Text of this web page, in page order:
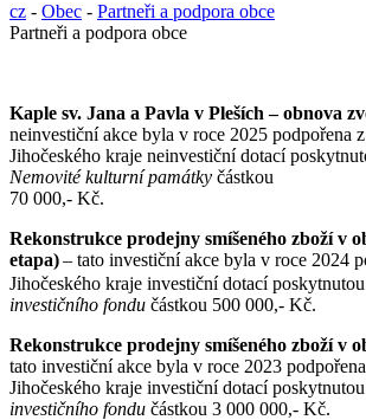
cz - Obec - Partneři a podpora obce
Partneři a podpora obce
Kaple sv. Jana a Pavla v Pleších – obnova
neinvestiční akce byla v roce 2025 podpořena
Jihočeského kraje neinvestiční dotací
Nemovité kulturní památky částkou
70 000,- Kč.
Rekonstrukce prodejny smíšeného zboží v
etapa)– tato investiční akce byla v roce 2024
Jihočeského kraje investiční dotací
investičního fondu částkou 500 000,- Kč.
Rekonstrukce prodejny smíšeného zboží v
tato investiční akce byla v roce 2023
Jihočeského kraje investiční dotací
investičního fondu částkou 3 000 000,- Kč.